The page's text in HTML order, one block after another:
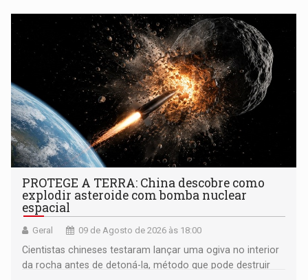
PROTEGE A TERRA: China descobre como
explodir asteroide com bomba nuclear
espacial
Geral 09 de Agosto de 2026 às 18:00
Cientistas chineses testaram lançar uma ogiva no interior
da rocha antes de detoná-la, método que pode destruir